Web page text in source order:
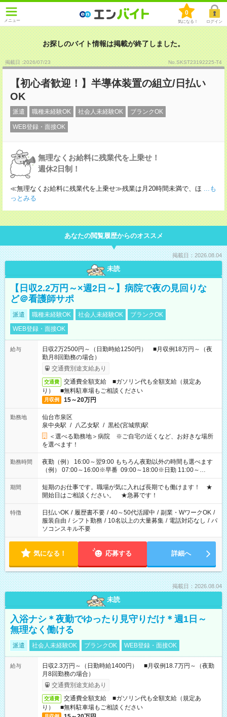
メニュー
0
気になる！ ログイン
お探しのバイト情報は掲載が終了しました。
掲載日 :2026/07/23 No.SKST23192225-T4
【初心者歓迎！】半導体装置の組立/日払い
OK
派遣 職種未経験OK 社会人未経験OK ブランクOK
WEB登録・面接OK
無理なくお給料に残業代を上乗せ！
週休2日制！
≪無理なくお給料に残業代を上乗せ≫残業は月20時間未満で、ほ ...も
っとみる
あなたの閲覧履歴からのオススメ
掲載日：2026.08.04
未読
【日収2.2万円～×週2日～】病院で夜の見回りな
ど＠看護師サポ
派遣 職種未経験OK 社会人未経験OK
ブランクOK
WEB登録・面接OK
給与
日収2万2500円～（日勤時給1250円） ■月収例18万円～（夜
勤月8回勤務の場合）
交通費別途支給あり
交通費
交通費全額支給 ■ガソリン代も全額支給（規定あ
り） ■無料駐車場もご相談ください
月収例 15～20万円
勤務地
仙台市泉区
泉中央駅 / 八乙女駅 / 黒松(宮城県)駅
＜選べる勤務地＞病院 ※ご自宅の近くなど、お好きな場所
を選べます！
勤務時間
夜勤（例） 16:00～翌9:00 もちろん夜勤以外の時間も選べます
（例） 07:00～16:00※早番 09:00～18:00※日勤 11:00～
20:00※遅番 ※時間は、固定・選べる施設もあるので、ご希望が
あれば調整できます！ ※シフト制。勤務地により実働時間が異
なります。★家庭の都合でお休みが必要な場合も遠慮なくご相
談ください。
期間
短期のお仕事です。職場が気に入れば長期でも働けます！ ★
開始日はご相談ください。 ★急募です！
特徴 日払いOK / 履歴書不要 / 40～50代活躍中 / 副業・WワークOK /
服装自由 / シフト勤務 / 10名以上の大量募集 / 電話対応なし / パ
ソコンスキル不要
気になる！ 応募する 詳細へ
掲載日：2026.08.04
未読
入浴ナシ＊夜勤でゆったり見守りだけ＊週1日～
無理なく働ける
派遣 社会人未経験OK ブランクOK WEB登録・面接OK
給与
日収2.3万円～（日勤時給1400円） ■月収例18.7万円～（夜勤
月8回勤務の場合）
交通費別途支給あり
交通費
交通費全額支給 ■ガソリン代も全額支給（規定あ
り） ■無料駐車場もご相談ください